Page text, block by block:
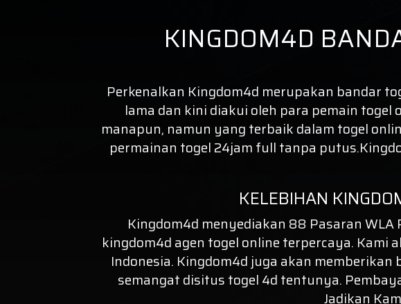
KINGDOM4D
Perkenalkan Kingdom4d merupakan bandar
lama dan kini diakui oleh para pemain
manapun, namun yang terbaik dalam togel
permainan togel 24jam full tanpa
KELEBIHAN
Kingdom4d menyediakan 88 Pasaran
kingdom4d agen togel online terpercaya. Kami
Indonesia. Kingdom4d juga akan
semangat disitus togel 4d tentunya.
Jadikan